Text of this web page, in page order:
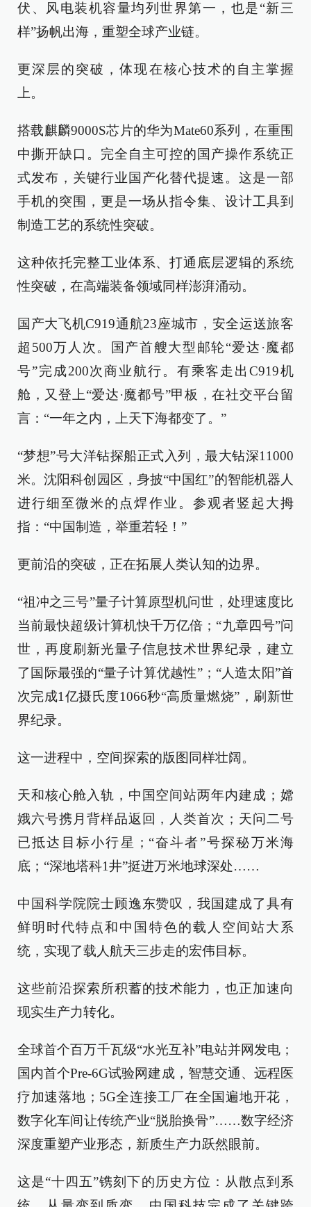
伏、风电装机容量均列世界第一，也是“新三
样”扬帆出海，重塑全球产业链。
更深层的突破，体现在核心技术的自主掌握
上。
搭载麒麟9000S芯片的华为Mate60系列，在重围
中撕开缺口。完全自主可控的国产操作系统正
式发布，关键行业国产化替代提速。这是一部
手机的突围，更是一场从指令集、设计工具到
制造工艺的系统性突破。
这种依托完整工业体系、打通底层逻辑的系统
性突破，在高端装备领域同样澎湃涌动。
国产大飞机C919通航23座城市，安全运送旅客
超500万人次。国产首艘大型邮轮“爱达·魔都
号”完成200次商业航行。有乘客走出C919机
舱，又登上“爱达·魔都号”甲板，在社交平台留
言：“一年之内，上天下海都变了。”
“梦想”号大洋钻探船正式入列，最大钻深11000
米。沈阳科创园区，身披“中国红”的智能机器人
进行细至微米的点焊作业。参观者竖起大拇
指：“中国制造，举重若轻！”
更前沿的突破，正在拓展人类认知的边界。
“祖冲之三号”量子计算原型机问世，处理速度比
当前最快超级计算机快千万亿倍；“九章四号”问
世，再度刷新光量子信息技术世界纪录，建立
了国际最强的“量子计算优越性”；“人造太阳”首
次完成1亿摄氏度1066秒“高质量燃烧”，刷新世
界纪录。
这一进程中，空间探索的版图同样壮阔。
天和核心舱入轨，中国空间站两年内建成；嫦
娥六号携月背样品返回，人类首次；天问二号
已抵达目标小行星；“奋斗者”号探秘万米海
底；“深地塔科1井”挺进万米地球深处……
中国科学院院士顾逸东赞叹，我国建成了具有
鲜明时代特点和中国特色的载人空间站大系
统，实现了载人航天三步走的宏伟目标。
这些前沿探索所积蓄的技术能力，也正加速向
现实生产力转化。
全球首个百万千瓦级“水光互补”电站并网发电；
国内首个Pre-6G试验网建成，智慧交通、远程医
疗加速落地；5G全连接工厂在全国遍地开花，
数字化车间让传统产业“脱胎换骨”……数字经济
深度重塑产业形态，新质生产力跃然眼前。
这是“十四五”镌刻下的历史方位：从散点到系